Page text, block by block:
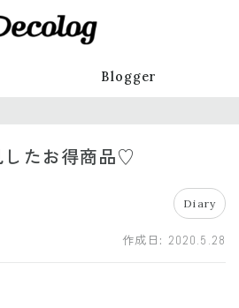
Blogger
したお得商品♡
Diary
作成日: 2020.5.28